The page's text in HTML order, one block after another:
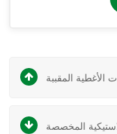
الأغطية المقببة
المخصصة